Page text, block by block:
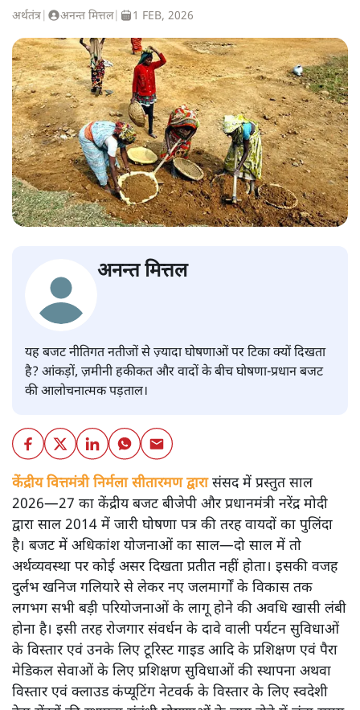
अर्थतंत्र अनन्त मित्तल| 1 FEB, 2026
अनन्त मित्तल
यह बजट नीतिगत नतीजों से ज़्यादा घोषणाओं पर टिका क्यों दिखता
है? आंकड़ों, ज़मीनी हकीकत और वादों के बीच घोषणा-प्रधान बजट
की आलोचनात्मक पड़ताल।
केंद्रीय वित्तमंत्री निर्मला सीतारमण द्वारासंसद में प्रस्तुत साल
2026—27 का केंद्रीय बजट बीजेपी और प्रधानमंत्री नरेंद्र मोदी
द्वारा साल 2014 में जारी घोषणा पत्र की तरह वायदों का पुलिंदा
है। बजट में अधिकांश योजनाओं का साल—दो साल में तो
अर्थव्यवस्था पर कोई असर दिखता प्रतीत नहीं होता। इसकी वजह
दुर्लभ खनिज गलियारे से लेकर नए जलमार्गों के विकास तक
लगभग सभी बड़ी परियोजनाओं के लागू होने की अवधि खासी लंबी
होना है। इसी तरह रोजगार संवर्धन के दावे वाली पर्यटन सुविधाओं
के विस्तार एवं उनके लिए टूरिस्ट गाइड आदि के प्रशिक्षण एवं पैरा
मेडिकल सेवाओं के लिए प्रशिक्षण सुविधाओं की स्थापना अथवा
विस्तार एवं क्लाउड कंप्यूटिंग नेटवर्क के विस्तार के लिए स्वदेशी